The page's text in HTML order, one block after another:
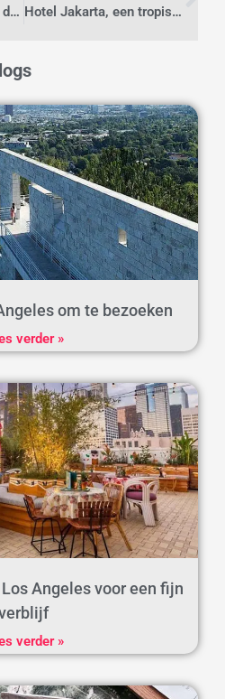
Cuenca, Spanje: wat te doen in deze historische stad? Hotel Jakarta, een tropische verrassing in hartje Amsterdam
om te bezoeken
verder »
Angeles voor een fijn
verder »